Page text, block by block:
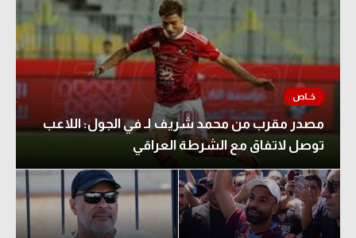
مصدر مقرب من محمد شريف لـ في الجول: اللاعب
توصل لاتفاق مع الشرطة العراقي